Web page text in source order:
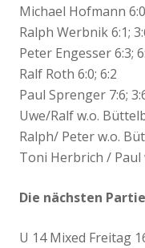
Michael Hofmann
Ralph Werbnik 6:1;
Peter Engesser 6:3;
Ralf Roth 6:0; 6:2
Paul Sprenger 7:6;
Uwe/Ralf w.o.
Ralph/ Peter w.o.
Toni Herbrich / Paul
Die nächsten
U 14 Mixed Freitag